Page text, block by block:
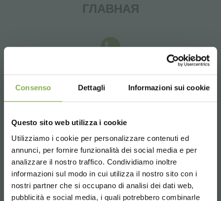
Consenso Dettagli Informazioni sui cookie
Questo sito web utilizza i cookie
Utilizziamo i cookie per personalizzare contenuti ed
annunci, per fornire funzionalità dei social media e per
analizzare il nostro traffico. Condividiamo inoltre
informazioni sul modo in cui utilizza il nostro sito con i
nostri partner che si occupano di analisi dei dati web,
pubblicità e social media, i quali potrebbero combinarle
ГЛАВНАЯ
Whatsapp
Запросить информацию
+39 3457719939
Email
Запросить информацию
info@orlandelli.it